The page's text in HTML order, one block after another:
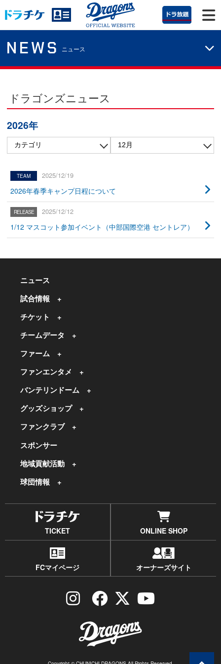
NEWS ニュース
ドラゴンズニュース
2026年
2025/12/19
2026年春季キャンプ日程について
2025/12/12
1/12 マスコット参加イベント（中部国際空港 セントレア）
ニュース
試合情報
チケット
チームデータ
ファーム
ファンエンタメ
バンテリンドーム
グッズショップ
ファンクラブ
スポンサー
地域貢献活動
球団情報
TICKET ONLINE SHOP
FCマイページ オーナーズサイト